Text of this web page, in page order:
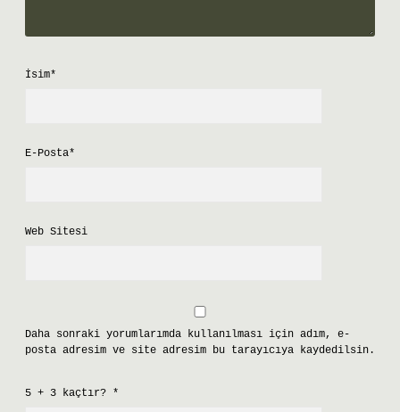
İsim*
E-Posta*
Web Sitesi
Daha sonraki yorumlarımda kullanılması için adım, e-
posta adresim ve site adresim bu tarayıcıya kaydedilsin.
5 + 3 kaçtır? *